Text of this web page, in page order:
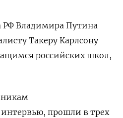
РФ Владимира Путина
Такеру Карлсону
российских школ,
прошли в трех